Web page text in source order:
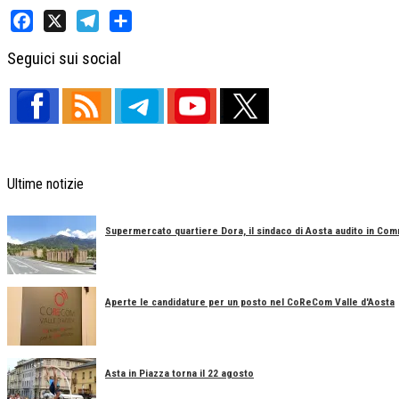
Seguici sui social
Ultime notizie
Supermercato quartiere Dora, il sindaco di Aosta audito in
Aperte le candidature per un posto nel CoReCom Valle d'Aosta
Asta in Piazza torna il 22 agosto